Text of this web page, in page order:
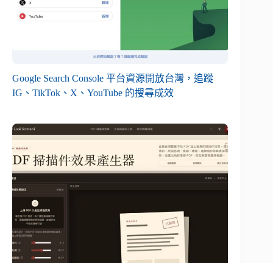
Google Search Console 平台資源開放台灣，追蹤
IG、TikTok、X、YouTube 的搜尋成效